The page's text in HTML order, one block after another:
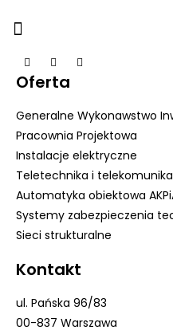
Oferta
Generalne Wykonawstwo
Pracownia Projektowa
Instalacje elektryczne
Teletechnika i
Automatyka obiektowa
Systemy zabezpieczenia
Sieci strukturalne
Kontakt
ul. Pańska 96/83
00-837 Warszawa